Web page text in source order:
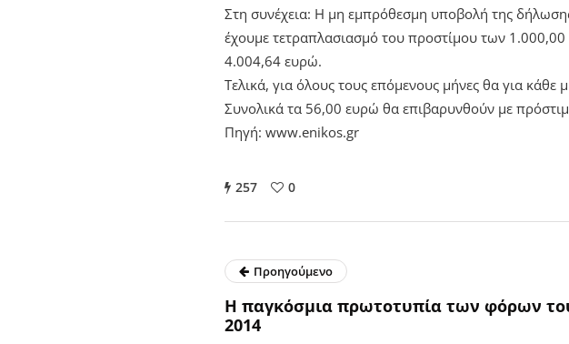
Στη συνέχεια: Η μη εμπρόθεσμη υποβολή της
έχουμε τετραπλασιασμό του προστίμου των
4.004,64 ευρώ.
Τελικά, για όλους τους επόμενους μήνες θα για
Συνολικά τα 56,00 ευρώ θα επιβαρυνθούν με
Πηγή: www.enikos.gr
257 0
Προηγούμενο
Η παγκόσμια πρωτοτυπία των φόρων
2014